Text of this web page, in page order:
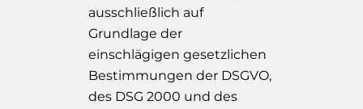
ausschließlich auf
Grundlage der
einschlägigen gesetzlichen
Bestimmungen der DSGVO,
des DSG 2000 und des